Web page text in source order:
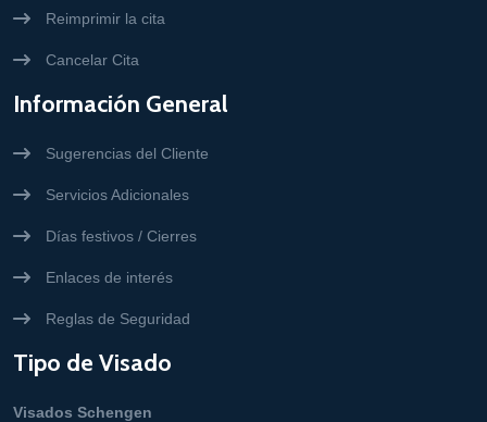
Reimprimir la cita
Cancelar Cita
Información General
Sugerencias del Cliente
Servicios Adicionales
Días festivos / Cierres
Enlaces de interés
Reglas de Seguridad
Tipo de Visado
Visados Schengen